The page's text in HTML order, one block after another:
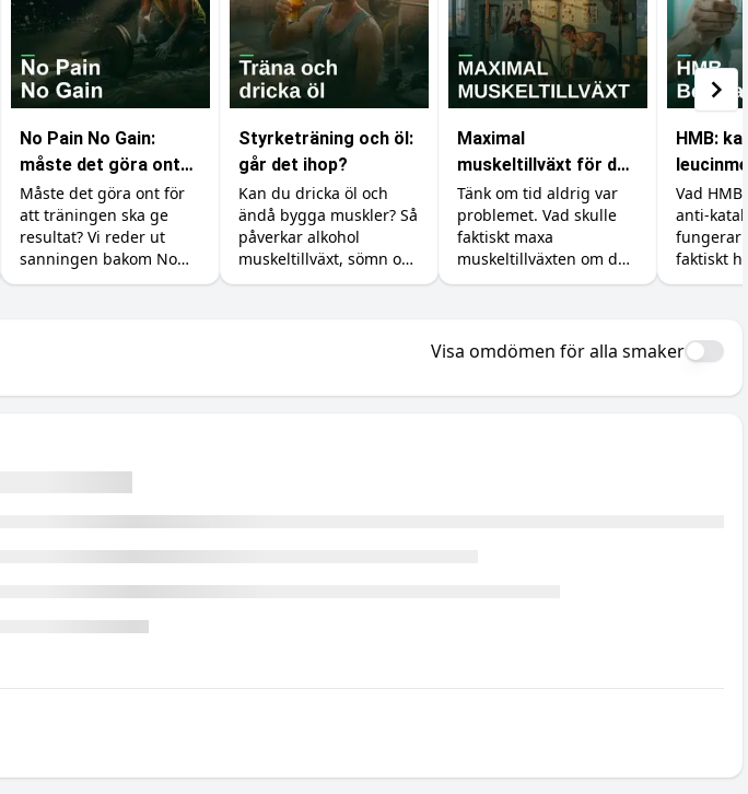
No Pain No Gain:
måste det göra ont
för att bygga
muskler?
Måste det göra ont för
att träningen ska ge
resultat? Vi reder ut
sanningen bakom No
Pain No Gain, vad
Styrketräning och öl:
går det ihop?
Kan du dricka öl och
ändå bygga muskler? Så
påverkar alkohol
muskeltillväxt, sömn och
återhämtning, och så
Maximal
muskeltillväxt för den
med obegränsad tid
Tänk om tid aldrig var
problemet. Vad skulle
faktiskt maxa
muskeltillväxten om du
kunde träna, äta och
vad forskningen säger
HMB:
skydda
Vad
anti-
fungerar
faktiskt
vinna på
Visa omdömen för alla smaker